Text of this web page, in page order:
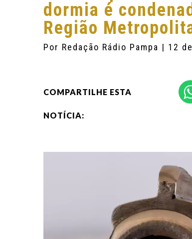
dormia é
Região
Por Redação Rádio Pampa | 12
COMPARTILHE ESTA
NOTÍCIA: